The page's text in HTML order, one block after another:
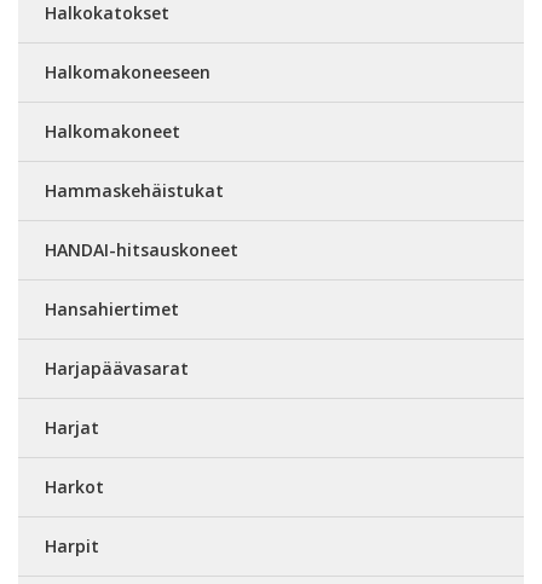
Halkokatokset
Halkomakoneeseen
Halkomakoneet
Hammaskehäistukat
HANDAI-hitsauskoneet
Hansahiertimet
Harjapäävasarat
Harjat
Harkot
Harpit